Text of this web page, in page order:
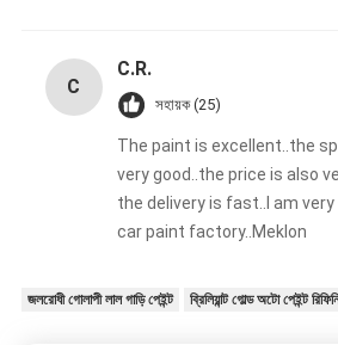
C
C.R.
সহায়ক (25)
The paint is excellent..the
very good..the price is also
the delivery is fast..I am
car paint factory..Meklon
জলরোধী গোলাপী লাল গাড়ি পেইন্ট ব্রিলিয়ান্ট গোল্ড অটো পেইন্ট